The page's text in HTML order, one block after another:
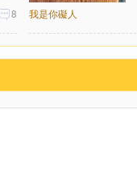
8 我是你礙人